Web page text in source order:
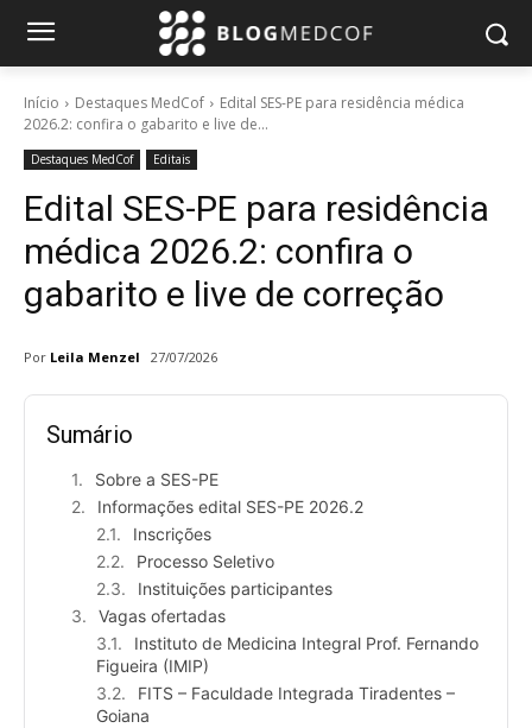
Início Destaques MedCof
Edital SES-PE para residência médica
2026.2: confira o gabarito e live de...
Destaques MedCof Editais
Edital SES-PE para residência
médica 2026.2: confira o
gabarito e live de correção
Por Leila Menzel 27/07/2026
Sumário
Sobre a SES-PE
Informações edital SES-PE 2026.2
Inscrições
Processo Seletivo
Instituições participantes
Vagas ofertadas
Instituto de Medicina Integral Prof. Fernando
Figueira (IMIP)
FITS – Faculdade Integrada Tiradentes –
Goiana